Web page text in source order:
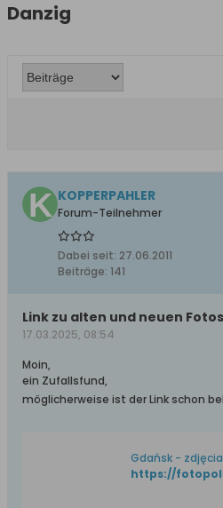
Danzig
KOPPERPAHLER
Forum-Teilnehmer
Dabei seit: 27.06.2011
Beiträge: 141
Link zu alten und neuen
17.03.2025, 08:54
Moin,
ein Zufallsfund,
möglicherweise ist der Link schon
Gdańsk -